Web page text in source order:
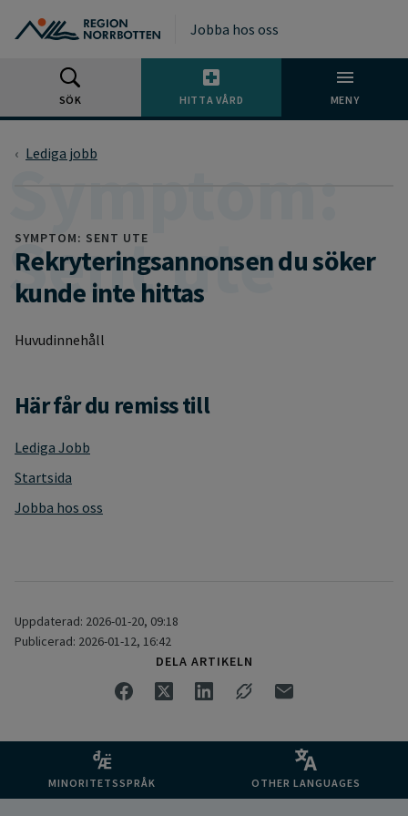
Jobba hos oss
SÖK HITTA VÅRD MENY
Lediga jobb
SYMPTOM: SENT UTE
Rekryteringsannonsen du söker
kunde inte hittas
Huvudinnehåll
Här får du remiss till
Lediga Jobb
Startsida
Jobba hos oss
Uppdaterad: 2026-01-20, 09:18
Publicerad: 2026-01-12, 16:42
DELA ARTIKELN
MINORITETSSPRÅK OTHER LANGUAGES